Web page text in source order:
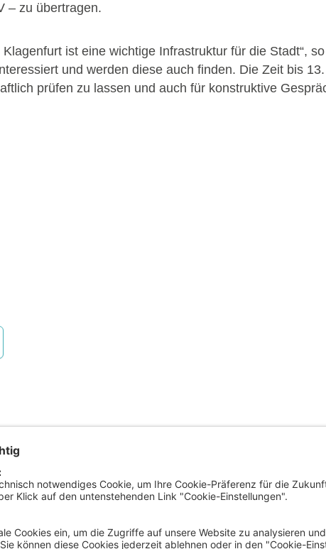
– zu übertragen.
Klagenfurt ist eine wichtige Infrastruktur für die Stadt“,
und werden diese auch finden. Die Zeit bis
prüfen zu lassen und auch für konstruktive
Magistrat der Landeshauptstadt
Rathaus, Neuer Platz 1